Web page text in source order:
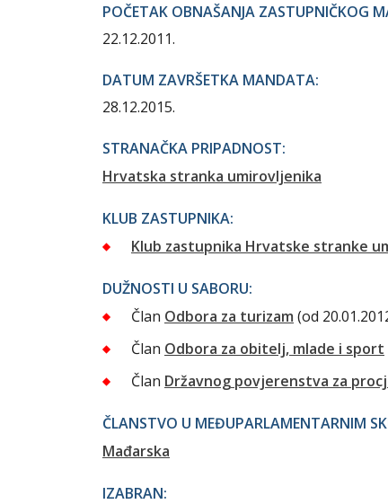
POČETAK OBNAŠANJA ZASTUPNIČKOG
22.12.2011.
DATUM ZAVRŠETKA MANDATA:
28.12.2015.
STRANAČKA PRIPADNOST:
Hrvatska stranka umirovljenika
KLUB ZASTUPNIKA:
Klub zastupnika Hrvatske stranke
DUŽNOSTI U SABORU:
Član Odbora za turizam (od
Član Odbora za obitelj, mlade i sport
Član Državnog povjerenstva za
ČLANSTVO U MEĐUPARLAMENTARNIM
Mađarska
IZABRAN: